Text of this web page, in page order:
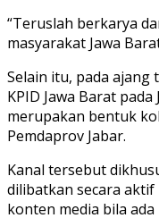
“Teruslah berkarya
masyarakat Jawa
Selain itu, pada
KPID Jawa Barat
merupakan bentuk
Pemdaprov Jabar.
Kanal tersebut
dilibatkan secara
konten media bila